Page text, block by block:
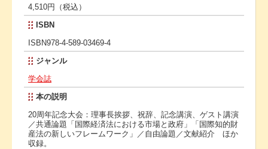
4,510円（税込）
ISBN
ISBN978-4-589-03469-4
ジャンル
学会誌
本の説明
20周年記念大会：理事長挨拶、祝辞、記念講演、ゲスト講演
／共通論題「国際経済法における市場と政府」「国際知的財
産法の新しいフレームワーク」／自由論題／文献紹介 ほか
収録。